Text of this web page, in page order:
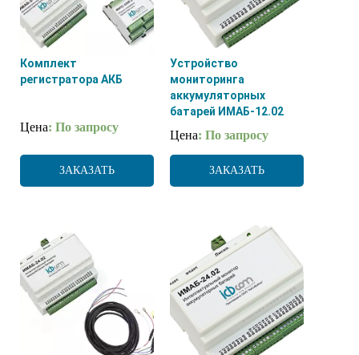
Комплект
регистратора АКБ
Цена: По запросу
ЗАКАЗАТЬ
Устройство
мониторинга
аккумуляторных
батарей ИМАБ-12.02
Цена: По запросу
ЗАКАЗАТЬ